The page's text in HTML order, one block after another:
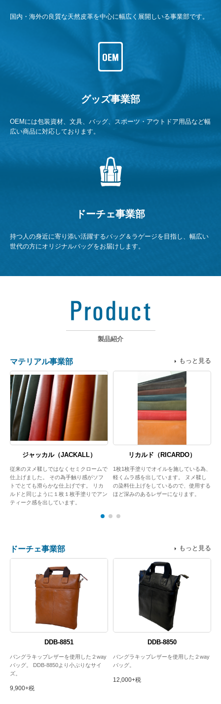
国内・海外の良質な天然皮革を中心に幅広く展開しいる事業部です。
グッズ事業部
OEMには包装資材、文具、バッグ、スポーツ・アウトドア用品など幅
広い商品に対応しております。
ドーチェ事業部
持つ人の身近に寄り添い活躍するバッグ＆ラゲージを目指し、幅広い
世代の方にオリジナルバッグをお届けします。
製品紹介
マテリアル事業部 もっと見る
ジャッカル（JACKALL）
従来のヌメ鞣しではなくセミクロームで
仕上げました。 その為手触り感がソフ
トでとても滑らかな仕上げです。 リカ
ルドと同じように１枚１枚手塗りでアン
ティーク感を出しています。
リカルド（RICARDO）
1枚1枚手塗りでオイルを施している為、
軽くムラ感を出しています。 ヌメ鞣し
の染料仕上げをしているので、使用する
ほど深みのあるレザーになります。
ドーチェ事業部 もっと見る
DDB-8851
バングラキップレザーを使用した２way
バッグ。 DDB-8850より小ぶりなサイ
ズ。
9,900+税
DDB-8850
バングラキップレザーを使用した２way
バッグ。
12,000+税